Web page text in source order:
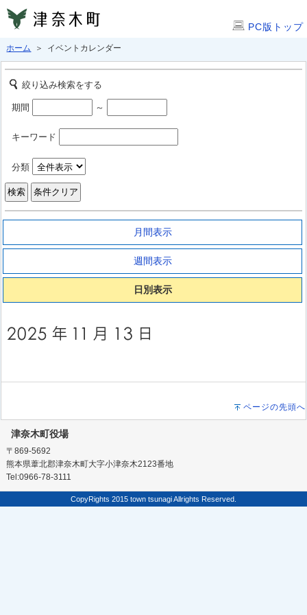
PC版トップ
ホーム ＞ イベントカレンダー
絞り込み検索をする
期間 ～
キーワード
分類
月間表示
週間表示
日別表示
ページの先頭へ
津奈木町役場
〒869-5692
熊本県葦北郡津奈木町大字小津奈木2123番地
Tel:0966-78-3111
CopyRights 2015 town tsunagi Allrights Reserved.